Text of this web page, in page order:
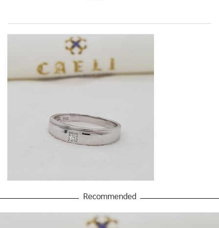
Recommended